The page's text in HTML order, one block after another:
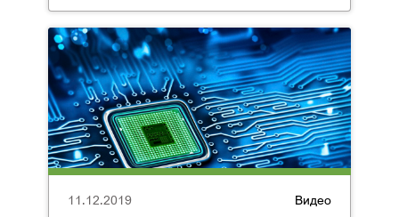
Видео
11.12.2019